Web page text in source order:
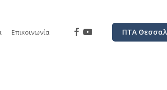
Επικοινωνία ΠΤΑ
facebookyoutube